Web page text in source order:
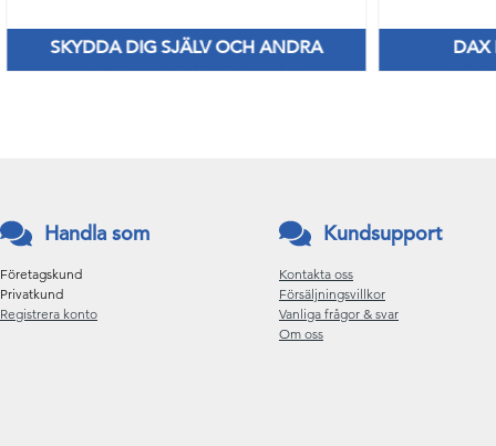
SKYDDA DIG SJÄLV OCH ANDRA
Nya Priser på nitril & vinylhanskar
DAX
Håll
Handla som
Företagskund
Privatkund
Registrera konto
Kundsupport
Kontakta oss
Försäljningsvillkor
Vanliga frågor & svar
Om oss